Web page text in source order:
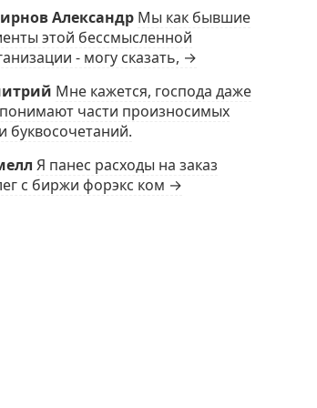
Александр Мы как бывшие
этой бессмысленной
- могу сказать, →
Мне кажется, господа даже
части произносимых
буквосочетаний.
Я панес расходы на заказ
с биржи форэкс ком →